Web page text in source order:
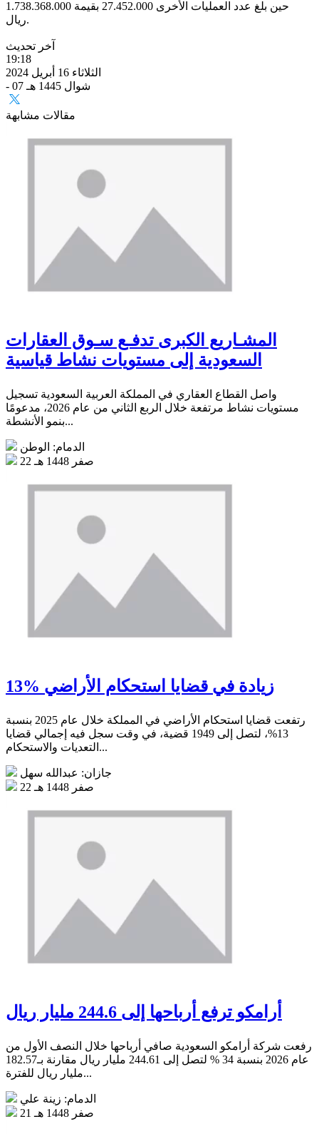
حين بلغ عدد العمليات الأخرى 27.452.000 بقيمة 1.738.368.000
ريال.
آخر تحديث
19:18
الثلاثاء 16 أبريل 2024
- 07 شوال 1445 هـ
مقالات مشابهة
المشـاريع الكبرى تدفـع سـوق العقارات
السعودية إلى مستويات نشاط قياسية
واصل القطاع العقاري في المملكة العربية السعودية تسجيل
مستويات نشاط مرتفعة خلال الربع الثاني من عام 2026، مدعومًا
بنمو الأنشطة...
الدمام: الوطن
22 صفر 1448 هـ
13% زيادة في قضايا استحكام الأراضي
رتفعت قضايا استحكام الأراضي في المملكة خلال عام 2025 بنسبة
13%، لتصل إلى 1949 قضية، في وقت سجل فيه إجمالي قضايا
التعديات والاستحكام...
جازان: عبدالله سهل
22 صفر 1448 هـ
أرامكو ترفع أرباحها إلى 244.6 مليار ريال
رفعت شركة أرامكو السعودية صافي أرباحها خلال النصف الأول من
عام 2026 بنسبة 34 % لتصل إلى 244.61 مليار ريال مقارنة بـ182.57
مليار ريال للفترة...
الدمام: زينة علي
21 صفر 1448 هـ